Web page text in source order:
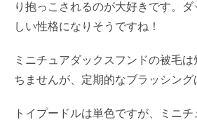
り抱っこされるのが大好きです。
しい性格になりそうですね！
ミニチュアダックスフンドの被毛
ちませんが、定期的なブラッシング
トイプードルは単色ですが、ミニ